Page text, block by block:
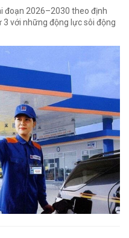
đoạn 2026–2030 theo định
với những động lực sôi động